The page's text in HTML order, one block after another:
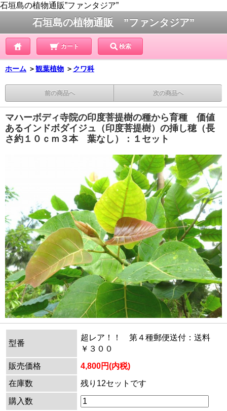
石垣島の植物通販”ファンタジア”
石垣島の植物通販 ”ファンタジア”
カート 検索
ホーム ＞観葉植物 ＞ クワ科
前の商品へ 次の商品へ
マハーボディ寺院の印度菩提樹の種から育種 価値
あるインドボダイジュ（印度菩提樹）の挿し穂（長
さ約１０ｃｍ３本 葉なし）：１セット
型番
超レア！！ 第４種郵便送付：送料
￥３００
販売価格
4,800円(内税)
在庫数
残り12セットです
購入数